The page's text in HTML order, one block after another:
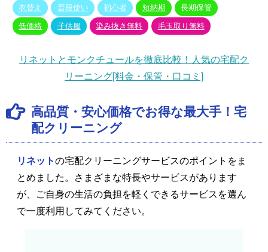
衣替え 普段使い 初心者 短納期 長期保管
低価格 子供服 染み抜き無料 毛玉取り無料
リネットとモンクチュールを徹底比較！人気の宅配ク
リーニング[料金・保管・口コミ]
高品質・安心価格でお得な最大手！宅
配クリーニング
リネットの宅配クリーニングサービスのポイントをま
とめました。さまざまな特長やサービスがあります
が、ご自身の生活の負担を軽くできるサービスを選ん
で一度利用してみてください。